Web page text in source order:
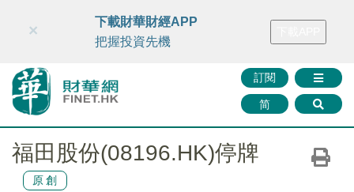
財華智庫網 FINTV FINMETA 財華證券 媒體矩陣
訂閱
简
×
下載財華財經APP
把握投資先機
福田股份(08196.HK)停牌
原創